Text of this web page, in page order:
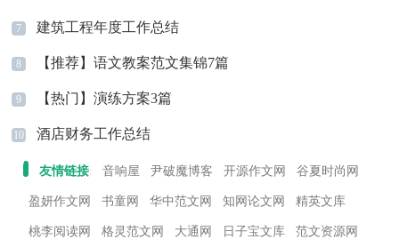
7 建筑工程年度工作总结
8 【推荐】语文教案范文集锦7篇
9 【热门】演练方案3篇
10 酒店财务工作总结
友情链接: 音响屋 尹破魔博客 开源作文网 谷夏时尚网
盈妍作文网 书童网 华中范文网 知网论文网 精英文库
桃李阅读网 格灵范文网 大通网 日子宝文库 范文资源网